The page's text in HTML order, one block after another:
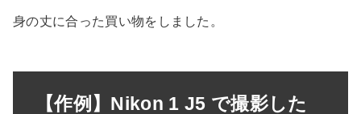
身の丈に合った買い物をしました。
【作例】Nikon 1 J5 で撮影した